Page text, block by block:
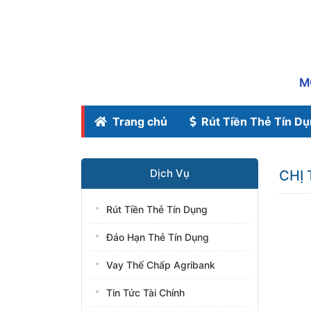
Trang chủ Rút Tiền Thẻ Tín
Dịch Vụ
Rút Tiền Thẻ Tín Dụng
Đáo Hạn Thẻ Tín Dụng
Vay Thế Chấp Agribank
Tin Tức Tài Chính
CHỊ